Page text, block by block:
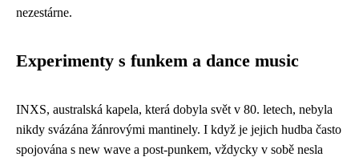
nezestárne.
Experimenty s funkem a dance music
INXS, australská kapela, která dobyla svět v 80. letech, nebyla
nikdy svázána žánrovými mantinely. I když je jejich hudba často
spojována s new wave a post-punkem, vždycky v sobě nesla